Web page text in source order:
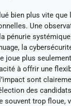
bien plus vite que
Une
pénurie
la
joue plus
à offrir une
sont
des
souvent trop floue,